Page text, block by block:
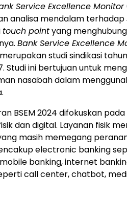
Service Excellence Monitor
analisa mendalam terhadap
touch pointyang
Bank Service Excellence
studi sindikasi
Studi ini bertujuan untuk
nasabah dalam
BSEM 2024 difokuskan
dan digital. Layanan fisik
masih memegang
electronic banking
banking, internet
call center, chatbot,